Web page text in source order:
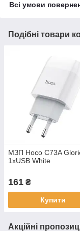
Всі умови
Подібні товари
МЗП Hoco C73A
1xUSB White
161 ₴
Купити
Акційні